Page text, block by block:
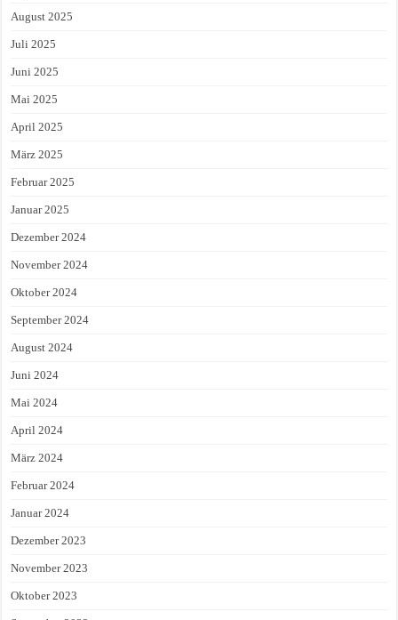
August 2025
Juli 2025
Juni 2025
Mai 2025
April 2025
März 2025
Februar 2025
Januar 2025
Dezember 2024
November 2024
Oktober 2024
September 2024
August 2024
Juni 2024
Mai 2024
April 2024
März 2024
Februar 2024
Januar 2024
Dezember 2023
November 2023
Oktober 2023